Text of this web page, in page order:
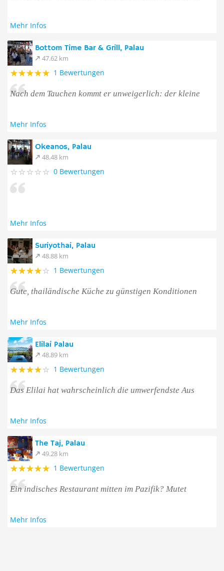
Mehr Infos
Bottom Time Bar & Grill, Palau
47.62 km
1 Bewertungen
Nach dem Tauchen kommt er unweigerlich: der kleine
Mehr Infos
Okeanos, Palau
48.48 km
0 Bewertungen
Mehr Infos
Suriyothai, Palau
48.88 km
1 Bewertungen
Gute, thailändische Küche zu günstigen Konditionen
Mehr Infos
Elilai Palau
48.89 km
1 Bewertungen
Das Elilai hat wahrscheinlich die umwerfendste Aus
Mehr Infos
The Taj, Palau
49.28 km
1 Bewertungen
Ein indisches Restaurant mitten im Pazifik? Mutet
Mehr Infos